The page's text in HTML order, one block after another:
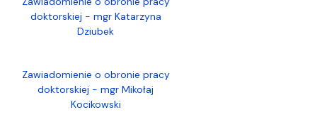
doktorskiej - mgr Katarzyna
Dziubek
Zawiadomienie o obronie pracy
doktorskiej - mgr Mikołaj
Kocikowski